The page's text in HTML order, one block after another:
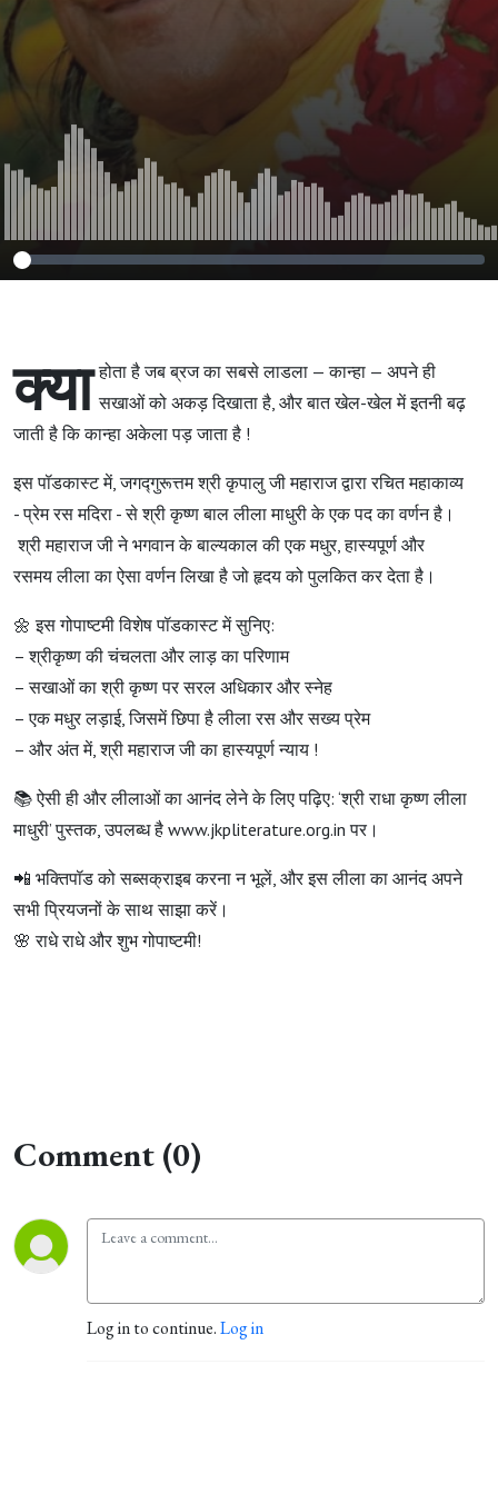
क्या होता है जब ब्रज का सबसे लाडला — कान्हा — अपने ही
सखाओं को अकड़ दिखाता है, और बात खेल-खेल में इतनी बढ़
जाती है कि कान्हा अकेला पड़ जाता है !
इस पॉडकास्ट में, जगद्गुरूत्तम श्री कृपालु जी महाराज द्वारा रचित महाकाव्य
- प्रेम रस मदिरा - से श्री कृष्ण बाल लीला माधुरी के एक पद का वर्णन है।
श्री महाराज जी ने भगवान के बाल्यकाल की एक मधुर, हास्यपूर्ण और
रसमय लीला का ऐसा वर्णन लिखा है जो हृदय को पुलकित कर देता है।
🌼 इस गोपाष्टमी विशेष पॉडकास्ट में सुनिए:
– श्रीकृष्ण की चंचलता और लाड़ का परिणाम
– सखाओं का श्री कृष्ण पर सरल अधिकार और स्नेह
– एक मधुर लड़ाई, जिसमें छिपा है लीला रस और सख्य प्रेम
– और अंत में, श्री महाराज जी का हास्यपूर्ण न्याय !
📚 ऐसी ही और लीलाओं का आनंद लेने के लिए पढ़िए: ‘श्री राधा कृष्ण लीला
माधुरी’ पुस्तक, उपलब्ध है www.jkpliterature.org.in पर।
📲 भक्तिपॉड को सब्सक्राइब करना न भूलें, और इस लीला का आनंद अपने
सभी प्रियजनों के साथ साझा करें।
🌸 राधे राधे और शुभ गोपाष्टमी!
Comment (0)
Log in to continue.Log in